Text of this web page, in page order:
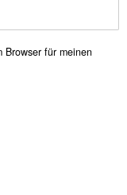
Browser für meinen